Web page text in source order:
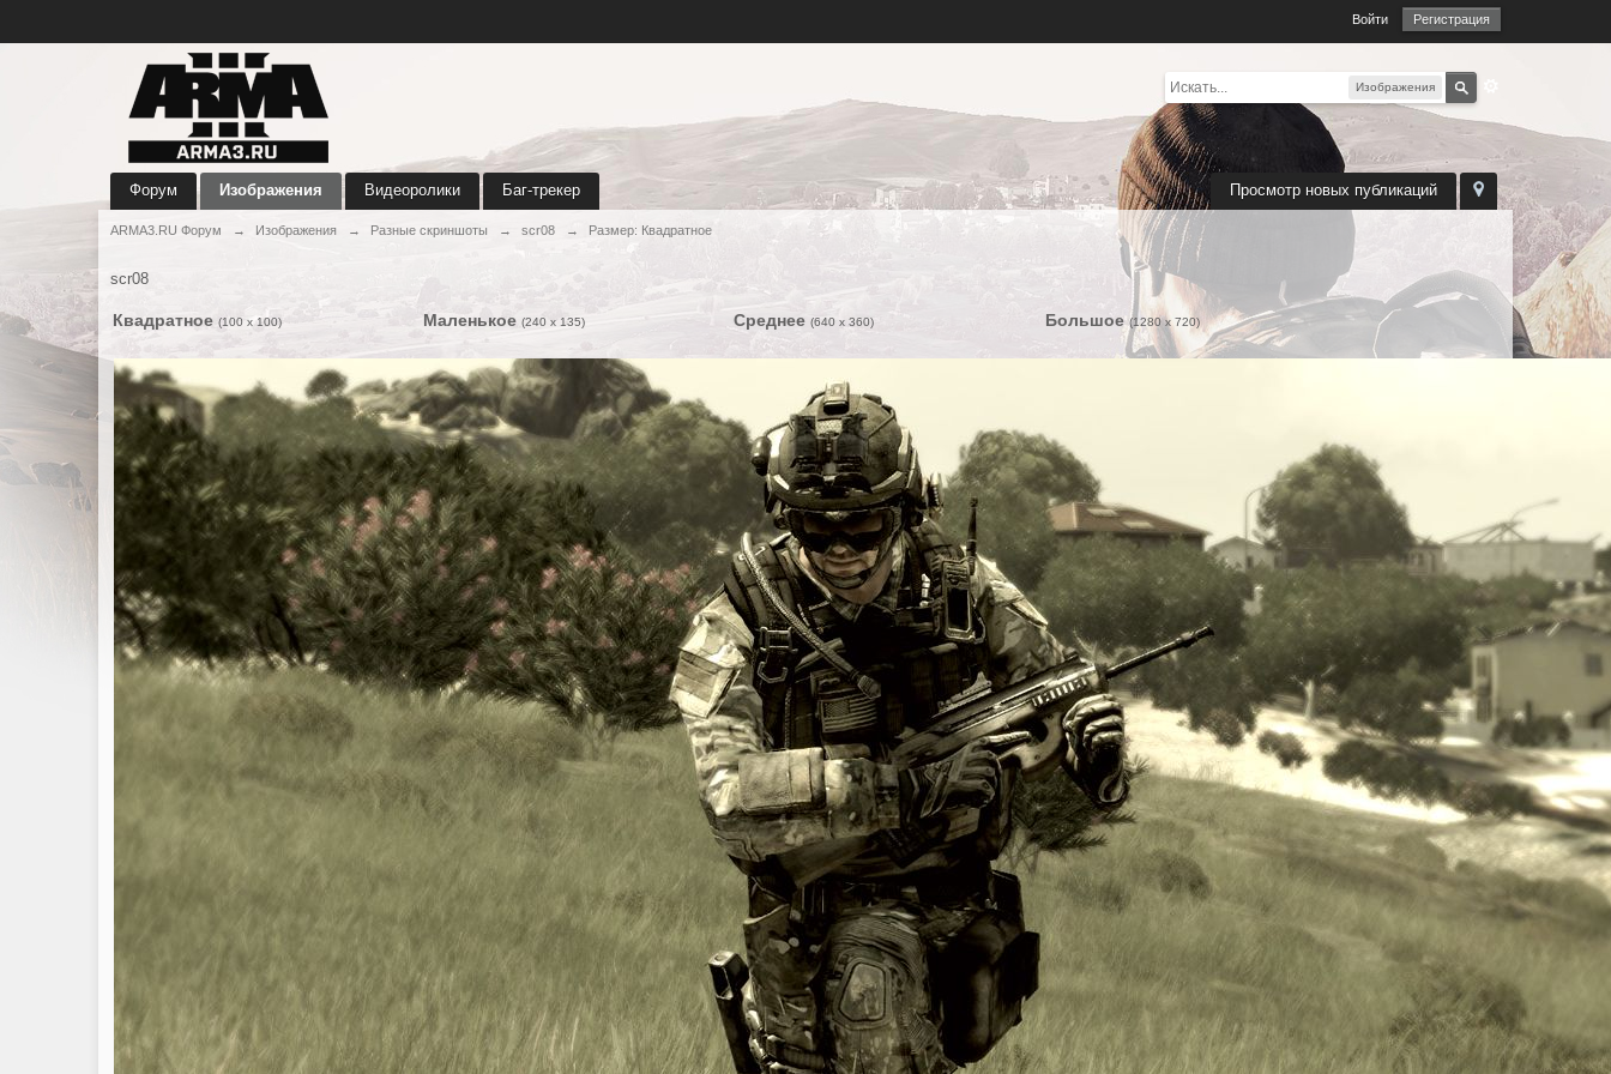
Войти Регистрация
Изображения
Просмотр новых публикаций
Форум Изображения Видеоролики Баг-трекер
ARMA3.RU Форум → Изображения → Разные скриншоты → scr08 → Размер: Квадратное
scr08
Квадратное (100 x 100) Маленькое (240 x 135) Среднее (640 x 360) Большое (1280 x 720)